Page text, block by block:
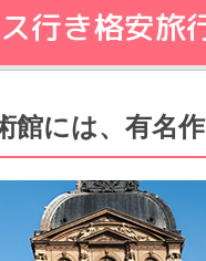
行き格安旅
館には、有名